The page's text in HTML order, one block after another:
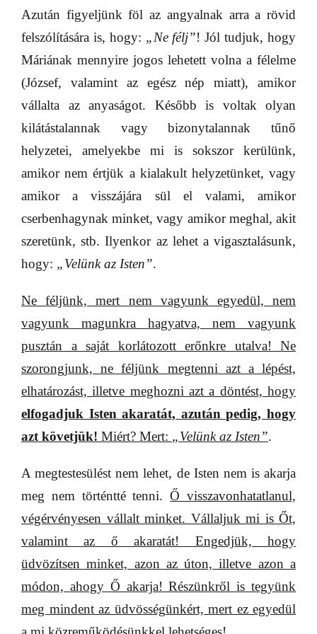
Azután figyeljünk föl az angyalnak arra a rövid
felszólítására is, hogy: „Ne félj”! Jól tudjuk, hogy
Máriának mennyire jogos lehetett volna a félelme
(József, valamint az egész nép miatt), amikor
vállalta az anyaságot. Később is voltak olyan
kilátástalannak vagy bizonytalannak tűnő
helyzetei, amelyekbe mi is sokszor kerülünk,
amikor nem értjük a kialakult helyzetünket, vagy
amikor a visszájára sül el valami, amikor
cserbenhagynak minket, vagy amikor meghal, akit
szeretünk, stb. Ilyenkor az lehet a vigasztalásunk,
hogy: „Velünk az Isten”.
Ne féljünk, mert nem vagyunk egyedül, nem
vagyunk magunkra hagyatva, nem vagyunk
pusztán a saját korlátozott erőnkre utalva! Ne
szorongjunk, ne féljünk megtenni azt a lépést,
elhatározást, illetve meghozni azt a döntést, hogy
elfogadjuk Isten akaratát, azután pedig, hogy
azt követjük! Miért? Mert: „Velünk az Isten”.
A megtestesülést nem lehet, de Isten nem is akarja
meg nem történtté tenni.Ő visszavonhatatlanul,
végérvényesen vállalt minket. Vállaljuk mi is Őt,
valamint az ő akaratát! Engedjük, hogy
üdvözítsen minket, azon az úton, illetve azon a
módon, ahogy Ő akarja! Részünkről is tegyünk
meg mindent az üdvösségünkért, mert ez egyedül